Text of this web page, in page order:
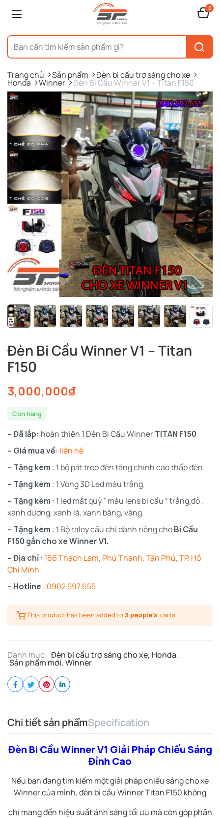
0
Trang chủ Sản phẩm Đèn bi cầu trợ sáng cho xe
Honda Winner Đèn Bi Cầu Winner V1 – Titan F150
Đèn Bi Cầu Winner V1 – Titan
F150
3,000,000₫
Còn hàng
– Đã lắp: hoàn thiện 1 Đèn Bi Cầu WinnerTITAN F150
– Giá mua về: liên hệ
– Tặng kèm : 1 bộ pát treo đèn tăng chỉnh cao thấp đèn.
– Tặng kèm : 1 Vòng 3D Led màu trắng.
– Tặng kèm : 1 led mắt quỷ ” màu lens bi cầu “ trắng,đỏ ,
xanh dương, xanh lá, xanh băng, vàng.
– Tặng kèm : 1 Bộ raley cầu chì dành riêng choBi Cầu
F150 gắn cho xe Winner V1.
– Địa chỉ: 166 Thạch Lam, Phú Thạnh, Tân Phú, TP. Hồ
Chí Minh
– Hotline : 0902 597 655
This product has been added to 3 people's carts.
Danh mục: Đèn bi cầu trợ sáng cho xe, Honda,
Sản phẩm mới, Winner
Chi tiết sản phẩmSpecification
Đèn Bi Cầu Winner V1 Giải Pháp Chiếu Sáng
Đỉnh Cao
Nếu bạn đang tìm kiếm một giải pháp chiếu sáng cho xe
Winner của mình, đèn bi cầu Winner Titan F150 không
chỉ mang đến hiệu suất ánh sáng tối ưu mà còn góp phần